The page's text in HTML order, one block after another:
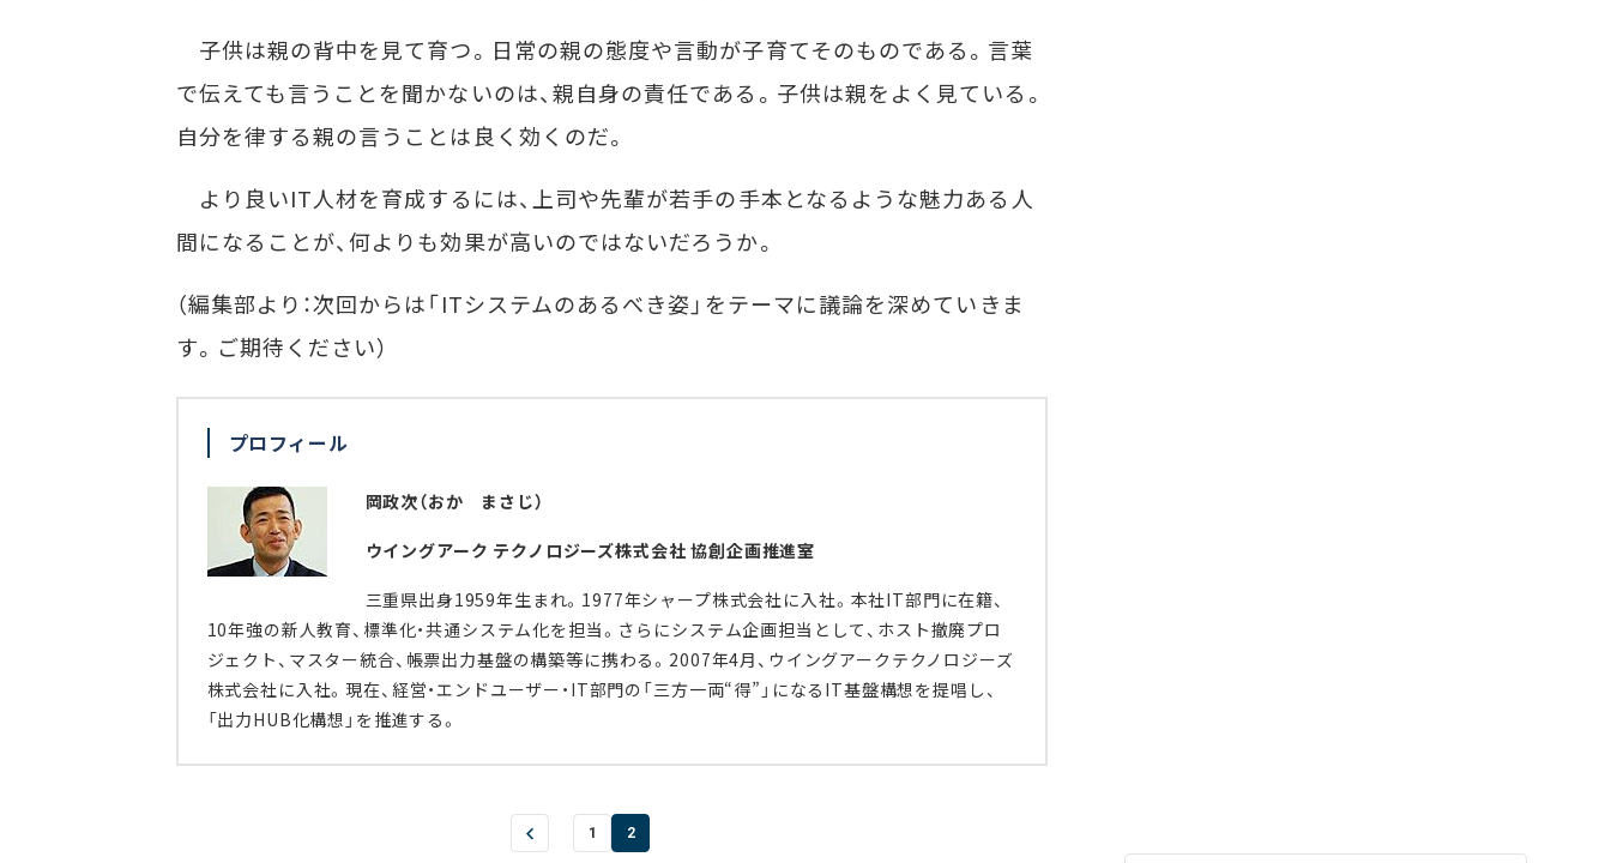
子供は親の背中を見て育つ。日常の親の態度や言動が子育てそのものである。言葉
で伝えても言うことを聞かないのは、親自身の責任である。子供は親をよく見ている。
自分を律する親の言うことは良く効くのだ。
より良いIT人材を育成するには、上司や先輩が若手の手本となるような魅力ある人
間になることが、何よりも効果が高いのではないだろうか。
（編集部より：次回からは「ITシステムのあるべき姿」をテーマに議論を深めていきま
す。ご期待ください）
プロフィール
岡政次（おか まさじ）
ウイングアーク テクノロジーズ株式会社 協創企画推進室
三重県出身1959年生まれ。1977年シャープ株式会社に入社。本社IT部門に在籍、
10年強の新人教育、標準化・共通システム化を担当。さらにシステム企画担当として、ホスト撤廃プロ
ジェクト、マスター統合、帳票出力基盤の構築等に携わる。2007年4月、ウイングアークテクノロジーズ
株式会社に入社。現在、経営・エンドユーザー・IT部門の「三方一両“得”」になるIT基盤構想を提唱し、
「出力HUB化構想」を推進する。
1 2